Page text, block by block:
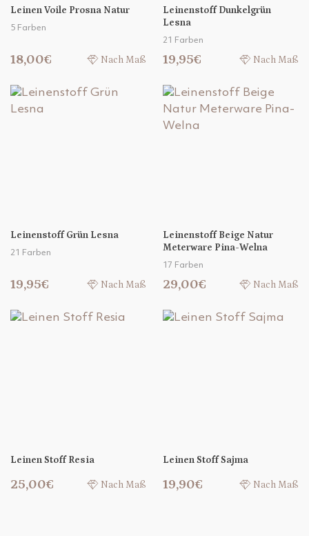
Leinen Voile Prosna Natur
5 Farben
18,00€ Nach Maß
Leinenstoff Dunkelgrün
Lesna
21 Farben
19,95€ Nach Maß
Leinenstoff Grün Lesna
21 Farben
19,95€ Nach Maß
Leinenstoff Beige Natur
Meterware Pina-Welna
17 Farben
29,00€ Nach Maß
Leinen Stoff Resia
25,00€ Nach Maß
Leinen Stoff Sajma
19,90€ Nach Maß